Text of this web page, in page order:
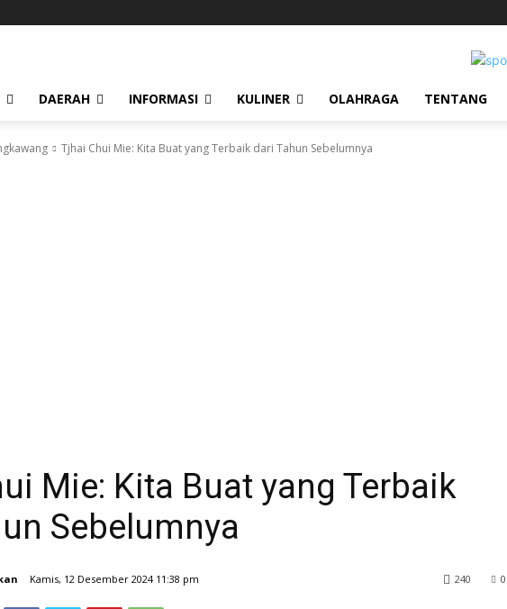
DAERAH INFORMASI KULINER OLAHRAGA TENTANG
Tjhai Chui Mie: Kita Buat yang Terbaik dari Tahun Sebelumnya
Mie: Kita Buat yang Terbaik
Sebelumnya
Kamis, 12 Desember 2024 11:38 pm 0
240